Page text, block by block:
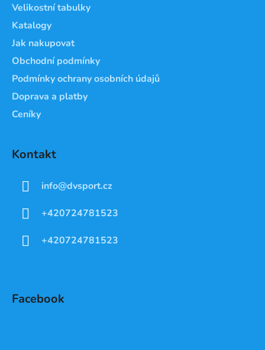
Velikostní tabulky
Katalogy
Jak nakupovat
Obchodní podmínky
Podmínky ochrany osobních údajů
Doprava a platby
Ceníky
Kontakt
info@dvsport.cz
+420724781523
+420724781523
Facebook